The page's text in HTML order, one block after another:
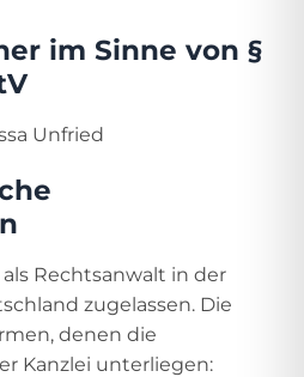
im Sinne von §
Unfried
Rechtsanwalt in der
zugelassen. Die
denen die
Kanzlei unterliegen: